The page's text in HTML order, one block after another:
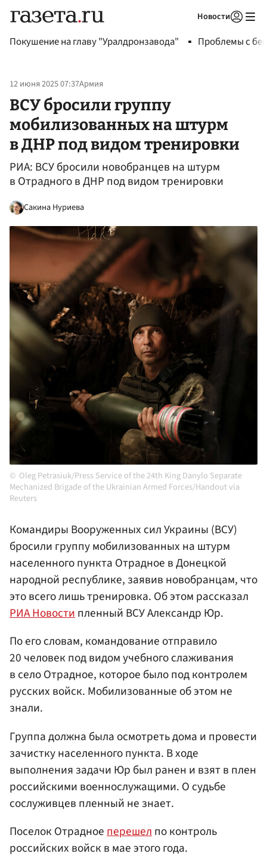
Новости
Покушение на главу "Уралдронзавода" Проблемы с
12 июня 2025 07:37Армия
ВСУ бросили группу
мобилизованных на штурм
в ДНР под видом тренировки
РИА: ВСУ бросили новобранцев на штурм
в Отрадного в ДНР под видом тренировки
Сакина Нуриева
Oleg Petrasiuk/Press Service of the 24th King Danylo Separate
Mechanized Brigade of the Ukrainian Armed Forces/Handout via
Reuters
Командиры Вооруженных сил Украины (ВСУ)
бросили группу мобилизованных на штурм
населенного пункта Отрадное в Донецкой
народной республике, заявив новобранцам, что
это всего лишь тренировка. Об этом рассказал
РИА Новостипленный ВСУ Александр Юр.
По его словам, командование отправило
20 человек под видом учебного слаживания
в село Отрадное, которое было под контролем
русских войск. Мобилизованные об этом не
знали.
Группа должна была осмотреть дома и провести
зачистку населенного пункта. В ходе
выполнения задачи Юр был ранен и взят в плен
российскими военнослужащими. О судьбе
сослуживцев пленный не знает.
Поселок Отрадноеперешелпо контроль
российских войск в мае этого года.